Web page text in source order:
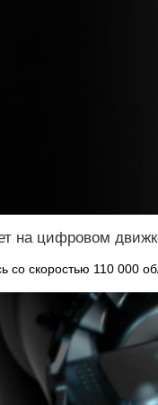
на цифровом
со скоростью 110 000